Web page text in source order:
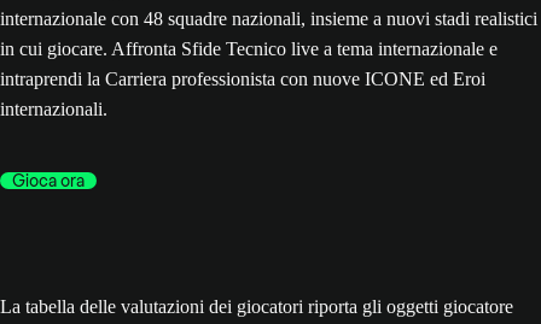
internazionale con 48 squadre nazionali, insieme a nuovi stadi realistici
in cui giocare. Affronta Sfide Tecnico live a tema internazionale e
intraprendi la Carriera professionista con nuove ICONE ed Eroi
internazionali.
Gioca ora
La tabella delle valutazioni dei giocatori riporta gli oggetti giocatore